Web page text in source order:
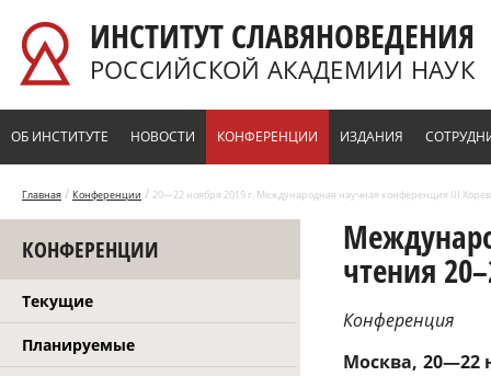
ИНСТИТУТ СЛАВЯНОВЕДЕНИЯ
РОССИЙСКОЙ АКАДЕМИИ НАУК
ОБ ИНСТИТУТЕ НОВОСТИ КОНФЕРЕНЦИИ ИЗДАНИЯ
Главная / Конференции / 20—22 ноября 2019 г. Международная научная конференция III
КОНФЕРЕНЦИИ
Текущие
Планируемые
чтения
Конференция
Москва 20—22